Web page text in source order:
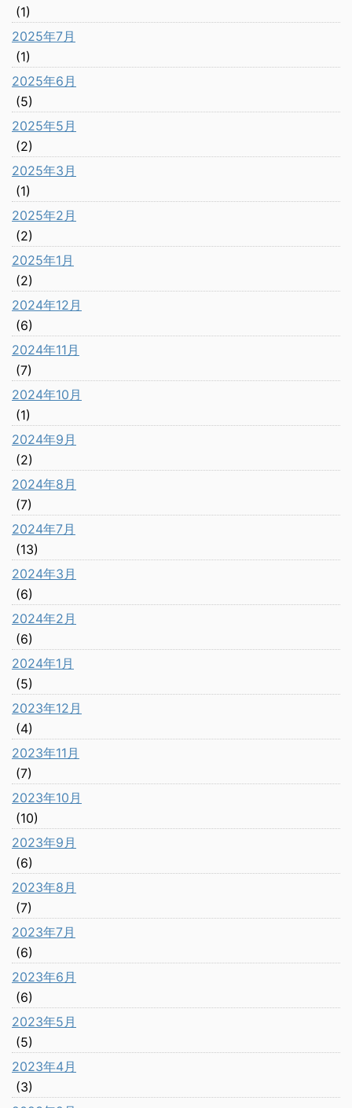
(1)
2025年7月
(1)
2025年6月
(5)
2025年5月
(2)
2025年3月
(1)
2025年2月
(2)
2025年1月
(2)
2024年12月
(6)
2024年11月
(7)
2024年10月
(1)
2024年9月
(2)
2024年8月
(7)
2024年7月
(13)
2024年3月
(6)
2024年2月
(6)
2024年1月
(5)
2023年12月
(4)
2023年11月
(7)
2023年10月
(10)
2023年9月
(6)
2023年8月
(7)
2023年7月
(6)
2023年6月
(6)
2023年5月
(5)
2023年4月
(3)